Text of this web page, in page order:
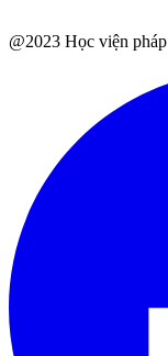
@2023 Học viện